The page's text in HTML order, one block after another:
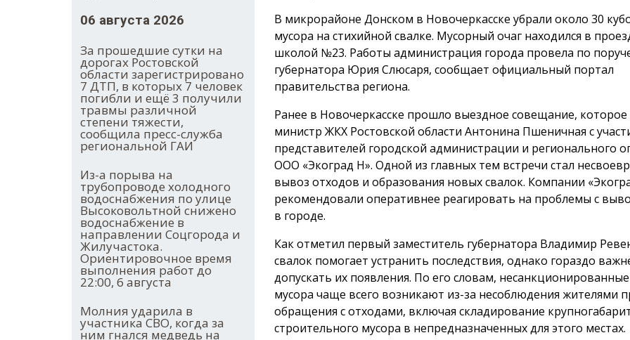
06 августа 2026
За прошедшие сутки на
дорогах Ростовской
области зарегистрировано
7 ДТП, в которых 7 человек
погибли и ещё 3 получили
травмы различной
степени тяжести,
сообщила пресс-служба
региональной ГАИ
Из-а порыва на
трубопроводе холодного
водоснабжения по улице
Высоковольтной снижено
водоснабжение в
направлении Соцгорода и
Жилучастока.
Ориентировочное время
выполнения работ до
22:00, 6 августа
Молния ударила в
участника СВО, когда за
ним гнался медведь на
В микрорайоне Донском в Новочеркасске убрали около 30
мусора на стихийной свалке. Мусорный очаг находился в
школой №23. Работы администрация города провела по
губернатора Юрия Слюсаря, сообщает официальный портал
правительства региона.
Ранее в Новочеркасске прошло выездное совещание,
министр ЖКХ Ростовской области Антонина Пшеничная с
представителей городской администрации и регионального
ООО «Экоград Н». Одной из главных тем встречи стал
вывоз отходов и образования новых свалок. Компании
рекомендовали оперативнее реагировать на проблемы с
в городе.
Как отметил первый заместитель губернатора Владимир
свалок помогает устранить последствия, однако гораздо
допускать их появления. По его словам,
мусора чаще всего возникают из-за несоблюдения жителями
обращения с отходами, включая складирование
строительного мусора в непредназначенных для этого местах.